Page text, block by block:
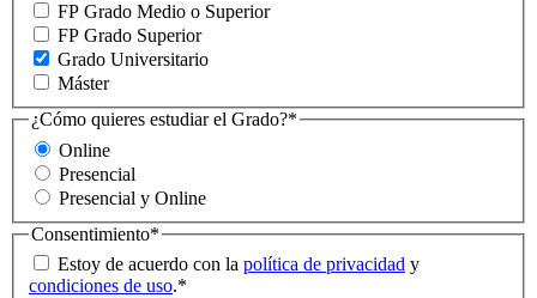
FP Grado Medio o Superior
FP Grado Superior
Grado Universitario
Máster
¿Cómo quieres estudiar el Grado?*
Online
Presencial
Presencial y Online
Consentimiento*
Estoy de acuerdo con la política de privacidad y
condiciones de uso.*